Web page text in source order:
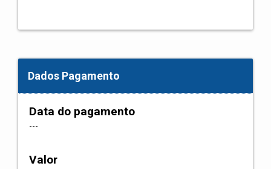
Dados Pagamento
Data do pagamento
---
Valor